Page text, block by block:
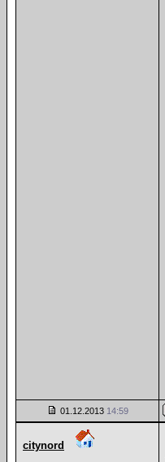
01.12.2013 14:59
citynord